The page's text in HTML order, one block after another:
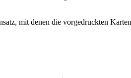
mit denen die vorgedruckten